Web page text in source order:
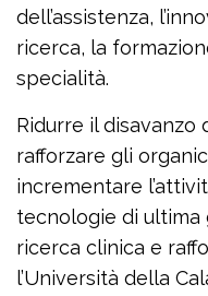
dell’assistenza,
ricerca, la
specialità.
Ridurre il disavanzo
rafforzare gli
incrementare
tecnologie di ultima
ricerca clinica e
l’Università della